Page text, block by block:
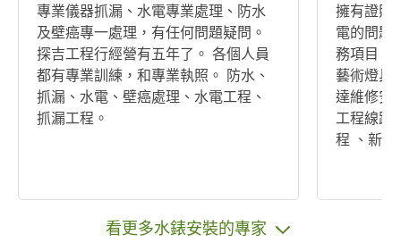
專業儀器抓漏、水電專業處理、防水
及壁癌專一處理，有任何問題疑問。
探吉工程行經營有五年了。 各個人員
都有專業訓練，和專業執照。 防水、
抓漏、水電、壁癌處理、水電工程、
抓漏工程。
擁有證照
電的問題
務項目：
藝術燈具
達維修安
工程線路
程 、新
看更多水錶安裝的專家